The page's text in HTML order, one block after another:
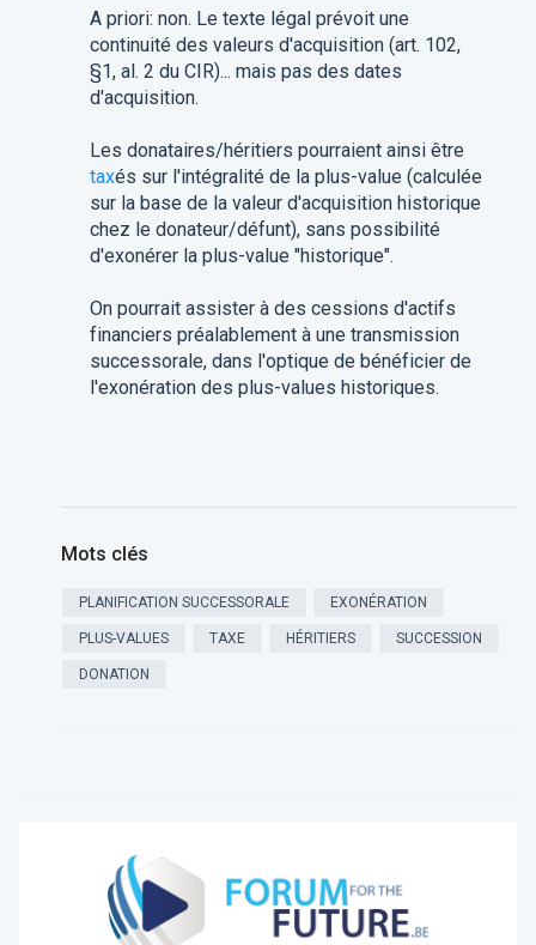
A priori: non. Le texte légal prévoit une
continuité des valeurs d'acquisition (art. 102,
§1, al. 2 du CIR)... mais pas des dates
d'acquisition.
Les donataires/héritiers pourraient ainsi être
taxés sur l'intégralité de la plus-value (calculée
sur la base de la valeur d'acquisition historique
chez le donateur/défunt), sans possibilité
d'exonérer la plus-value "historique".
On pourrait assister à des cessions d'actifs
financiers préalablement à une transmission
successorale, dans l'optique de bénéficier de
l'exonération des plus-values historiques.
Mots clés
PLANIFICATION SUCCESSORALE EXONÉRATION
PLUS-VALUES TAXE HÉRITIERS SUCCESSION
DONATION